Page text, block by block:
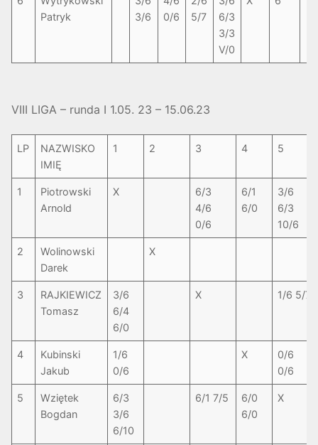
Patryk
3/6
0/6
5/7
6/3
3/3
V/0
VIII LIGA – runda I 1.05. 23 – 15.06.23
LP
NAZWISKO
IMIĘ
1 2 3 4 5
1
Piotrowski
Arnold
X
6/3
4/6
0/6
6/1
6/0
3/6
6/3
10/6
2
Wolinowski
Darek
X
3
RAJKIEWICZ
Tomasz
3/6
6/4
6/0
X 1/6 5/7
4
Kubinski
Jakub
1/6
0/6
X
0/6
0/6
5
Wziętek
Bogdan
6/3
3/6
6/10
6/1 7/5
6/0
6/0
X